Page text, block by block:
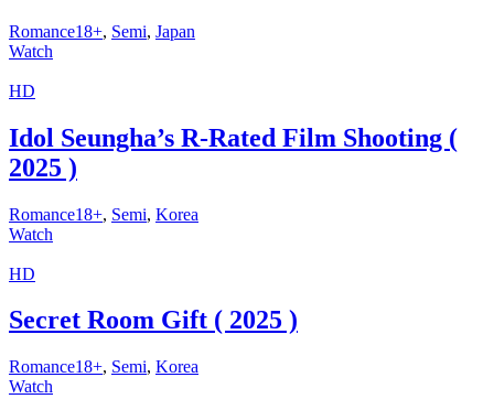
Romance18+, Semi, Japan
Watch
HD
Idol Seungha’s R-Rated Film Shooting (
2025 )
Romance18+, Semi, Korea
Watch
HD
Secret Room Gift ( 2025 )
Romance18+, Semi, Korea
Watch